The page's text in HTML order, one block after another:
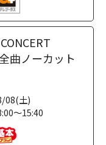
曲ノーカット
08(土)
～15:40